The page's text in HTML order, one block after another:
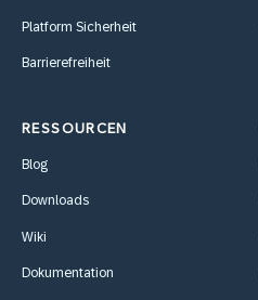
Platform Sicherheit
Barrierefreiheit
RESSOURCEN
Blog
Downloads
Wiki
Dokumentation